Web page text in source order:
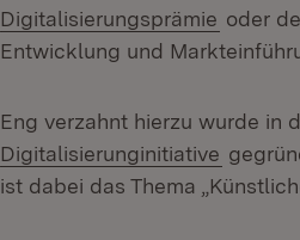
Digitalisierungsprämie (Öffnet
oder
Entwicklung und
Eng verzahnt hierzu wurde in
Digitalisierunginitiative (Öffnet
ist dabei das Thema